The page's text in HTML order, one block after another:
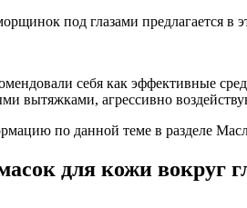
под глазами предлагается в
себя как эффективные
вытяжками, агрессивно
по данной теме в разделе
для кожи вокруг